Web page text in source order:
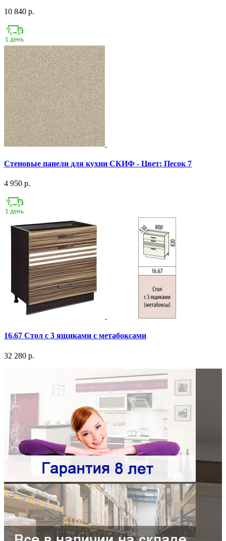
10 840 р.
Стеновые панели для кухни СКИФ - Цвет: Песок 7
4 950 р.
16.67 Стол с 3 ящиками с метабоксами
32 280 р.